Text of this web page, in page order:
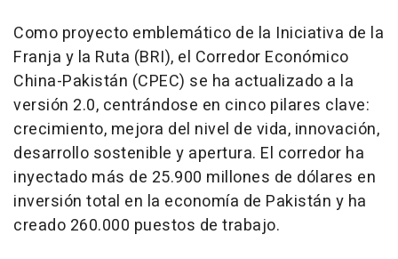
Como proyecto emblemático de la Iniciativa de la
Franja y la Ruta (BRI), el Corredor Económico
China-Pakistán (CPEC) se ha actualizado a la
versión 2.0, centrándose en cinco pilares clave:
crecimiento, mejora del nivel de vida, innovación,
desarrollo sostenible y apertura. El corredor ha
inyectado más de 25.900 millones de dólares en
inversión total en la economía de Pakistán y ha
creado 260.000 puestos de trabajo.